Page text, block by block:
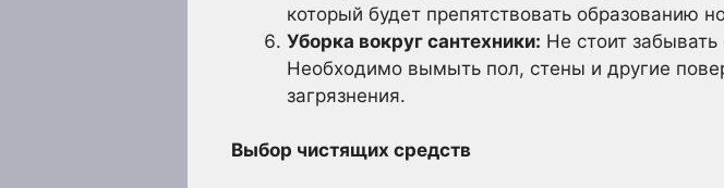
который будет препятствовать образованию
Уборка вокруг сантехники: Не стоит забывать
Необходимо вымыть пол, стены и другие
загрязнения.
Выбор чистящих средств